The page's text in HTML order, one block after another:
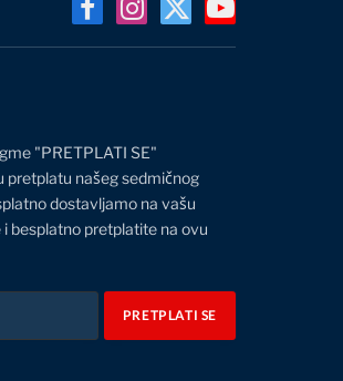
FacebookInstagram
X
(Twitter)
YouTube
"PRETPLATI SE"
našeg sedmičnog
dostavljamo na vašu
besplatno pretplatite na ovu